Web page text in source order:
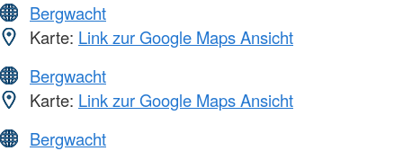
Bergwacht
Karte: Link zur Google Maps Ansicht
Bergwacht
Karte: Link zur Google Maps Ansicht
Bergwacht